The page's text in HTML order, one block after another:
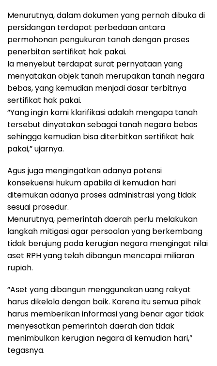
Menurutnya, dalam dokumen yang pernah dibuka di
persidangan terdapat perbedaan antara
permohonan pengukuran tanah dengan proses
penerbitan sertifikat hak pakai.
Ia menyebut terdapat surat pernyataan yang
menyatakan objek tanah merupakan tanah negara
bebas, yang kemudian menjadi dasar terbitnya
sertifikat hak pakai.
“Yang ingin kami klarifikasi adalah mengapa tanah
tersebut dinyatakan sebagai tanah negara bebas
sehingga kemudian bisa diterbitkan sertifikat hak
pakai,” ujarnya.
Agus juga mengingatkan adanya potensi
konsekuensi hukum apabila di kemudian hari
ditemukan adanya proses administrasi yang tidak
sesuai prosedur.
Menurutnya, pemerintah daerah perlu melakukan
langkah mitigasi agar persoalan yang berkembang
tidak berujung pada kerugian negara mengingat nilai
aset RPH yang telah dibangun mencapai miliaran
rupiah.
“Aset yang dibangun menggunakan uang rakyat
harus dikelola dengan baik. Karena itu semua pihak
harus memberikan informasi yang benar agar tidak
menyesatkan pemerintah daerah dan tidak
menimbulkan kerugian negara di kemudian hari,”
tegasnya.